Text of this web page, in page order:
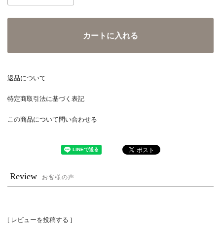
カートに入れる
返品について
特定商取引法に基づく表記
この商品について問い合わせる
Review お客様の声
[ レビューを投稿する ]